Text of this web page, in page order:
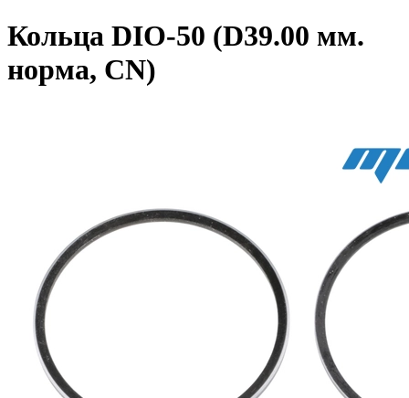
Кольца DIO-50 (D39.00 мм.
норма, CN)